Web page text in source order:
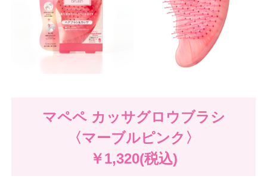
マペペ カッサグロウブラシ
〈マーブルピンク〉
￥1,320(税込)